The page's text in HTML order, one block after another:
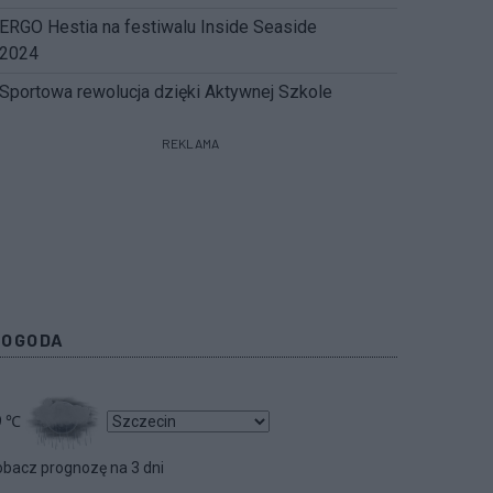
ERGO Hestia na festiwalu Inside Seaside
2024
Sportowa rewolucja dzięki Aktywnej Szkole
REKLAMA
℃
prognozę na 3 dni